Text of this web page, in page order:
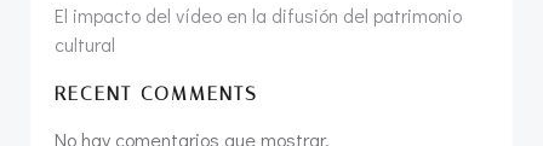
El impacto del vídeo en la difusión del patrimonio
cultural
RECENT COMMENTS
No hay comentarios que mostrar.